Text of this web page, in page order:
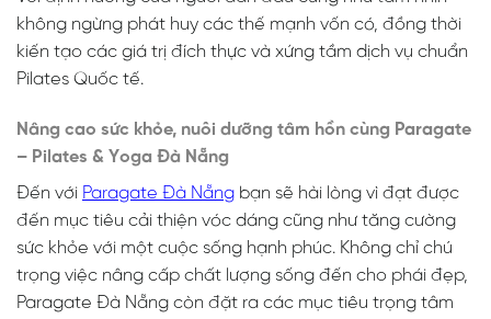
không ngừng phát huy các thế mạnh vốn có, đồng thời
kiến tạo các giá trị đích thực và xứng tầm dịch vụ chuẩn
Pilates Quốc tế.
Nâng cao sức khỏe, nuôi dưỡng tâm hồn cùng Paragate
– Pilates & Yoga Đà Nẵng
Đến với Paragate Đà Nẵng bạn sẽ hài lòng vì đạt được
đến mục tiêu cải thiện vóc dáng cũng như tăng cường
sức khỏe với một cuộc sống hạnh phúc. Không chỉ chú
trọng việc nâng cấp chất lượng sống đến cho phái đẹp,
Paragate Đà Nẵng còn đặt ra các mục tiêu trọng tâm